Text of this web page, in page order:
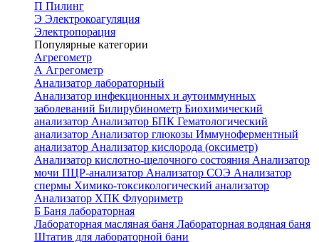
П Пилинг
Э Электрокоагуляция
Электропорация
Популярные категории
Агрегометр
А Агрегометр
Анализатор лабораторный
Анализатор инфекционных и аутоиммунных
заболеваний Билирубинометр Биохимический
анализатор Анализатор БПК Гематологический
анализатор Анализатор глюкозы Иммуноферментный
анализатор Анализатор кислорода (оксиметр)
Анализатор кислотно-щелочного состояния Анализатор
мочи ПЦР-анализатор Анализатор СОЭ Анализатор
спермы Химико-токсикологический анализатор
Анализатор ХПК Флуориметр
Б Баня лабораторная
Лабораторная масляная баня Лабораторная водяная баня
Штатив для лабораторной бани